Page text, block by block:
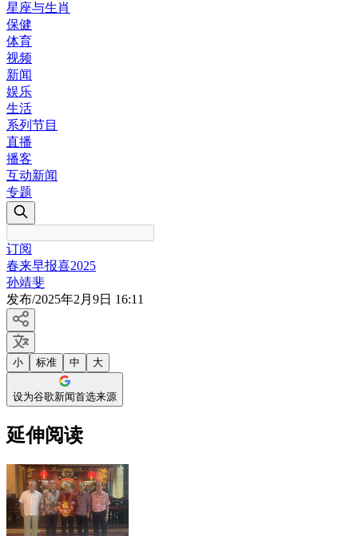
星座与生肖
保健
体育
视频
新闻
娱乐
生活
系列节目
直播
播客
互动新闻
专题
订阅
春来早报喜2025
孙靖斐
发布/2025年2月9日 16:11
小 标准 中 大
设为谷歌新闻首选来源
延伸阅读